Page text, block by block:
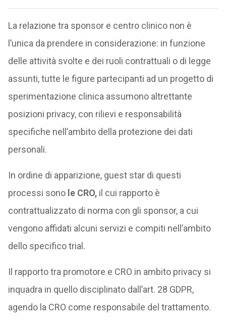
La relazione tra sponsor e centro clinico non è
l’unica da prendere in considerazione: in funzione
delle attività svolte e dei ruoli contrattuali o di legge
assunti, tutte le figure partecipanti ad un progetto di
sperimentazione clinica assumono altrettante
posizioni privacy, con rilievi e responsabilità
specifiche nell’ambito della protezione dei dati
personali.
In ordine di apparizione, guest star di questi
processi sono le CRO,il cui rapporto è
contrattualizzato di norma con gli sponsor, a cui
vengono affidati alcuni servizi e compiti nell’ambito
dello specifico trial.
Il rapporto tra promotore e CRO in ambito privacy si
inquadra in quello disciplinato dall’art. 28 GDPR,
agendo la CRO come responsabile del trattamento.